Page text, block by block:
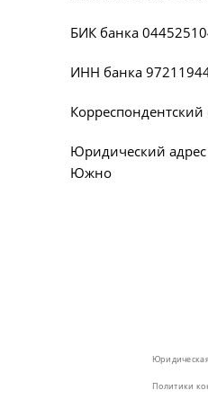
БИК банка
ИНН банка
Юридический адрес
Южно
Политики